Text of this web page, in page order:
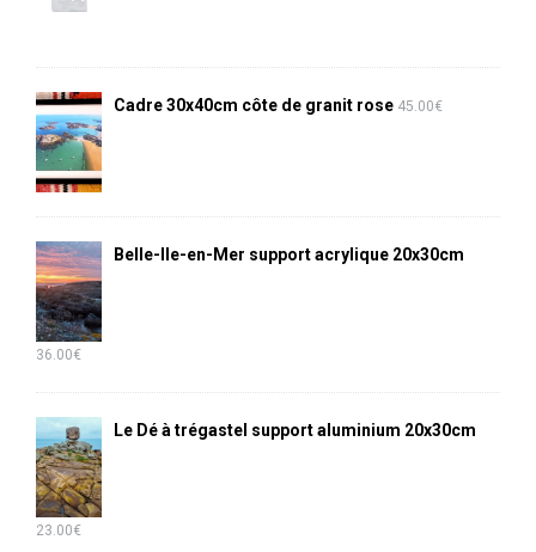
Cadre 30x40cm côte de granit rose 45.00€
Belle-Ile-en-Mer support acrylique 20x30cm
36.00€
Le Dé à trégastel support aluminium 20x30cm
23.00€